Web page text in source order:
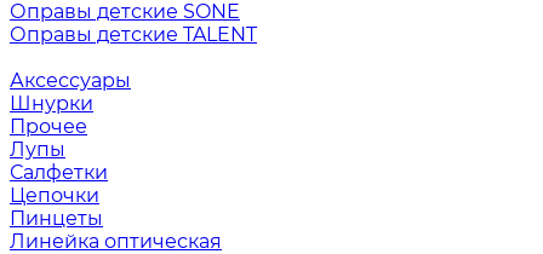
Оправы детские SONE
Оправы детские TALENT
Аксессуары
Шнурки
Прочее
Лупы
Салфетки
Цепочки
Пинцеты
Линейка оптическая